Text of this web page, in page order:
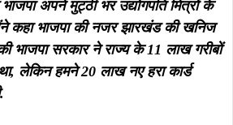
अपने मुट्ठी भर उद्योगपति मित्रों के
कहा भाजपा की नजर झारखंड की खनिज
भाजपा सरकार ने राज्य के 11 लाख गरीबों
था, लेकिन हमने 20 लाख नए हरा कार्ड